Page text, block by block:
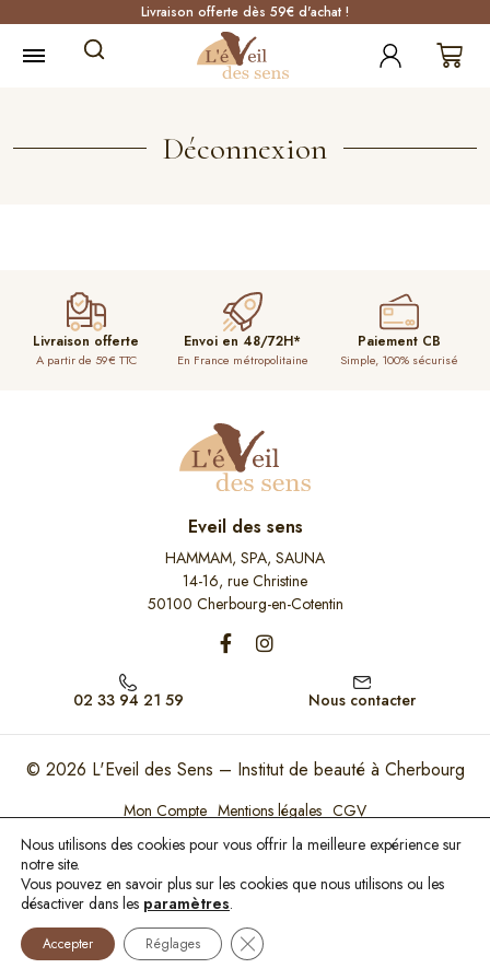
Livraison offerte dès 59€ d'achat !
Déconnexion
Livraison offerte
A partir de 59€ TTC
Envoi en 48/72H*
En France métropolitaine
Paiement CB
Simple, 100% sécurisé
Eveil des sens
HAMMAM, SPA, SAUNA
14-16, rue Christine
50100 Cherbourg-en-Cotentin
02 33 94 21 59 Nous contacter
© 2026 L'Eveil des Sens – Institut de beauté à Cherbourg
Mon Compte Mentions légales CGV
Ce site est protégé par reCAPTCHA. Les règles de confidentialité et les conditions
Paiement 100% sécurisé
Nous utilisons des cookies pour vous offrir la meilleure expérience sur
notre site.
Vous pouvez en savoir plus sur les cookies que nous utilisons ou les
désactiver dans les paramètres.
Accepter Réglages Fermer la bannière des cookies GDPR